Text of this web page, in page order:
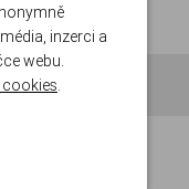
inzerci a
webu.